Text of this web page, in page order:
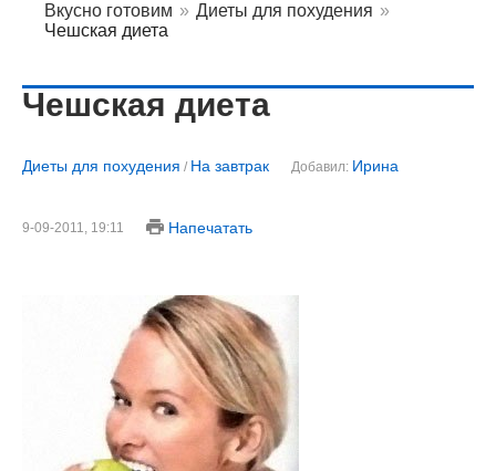
Вкусно готовим » Диеты для похудения »
Чешская диета
Чешская диета
Диеты для похудения / На завтрак Добавил: Ирина
9-09-2011, 19:11 Напечатать